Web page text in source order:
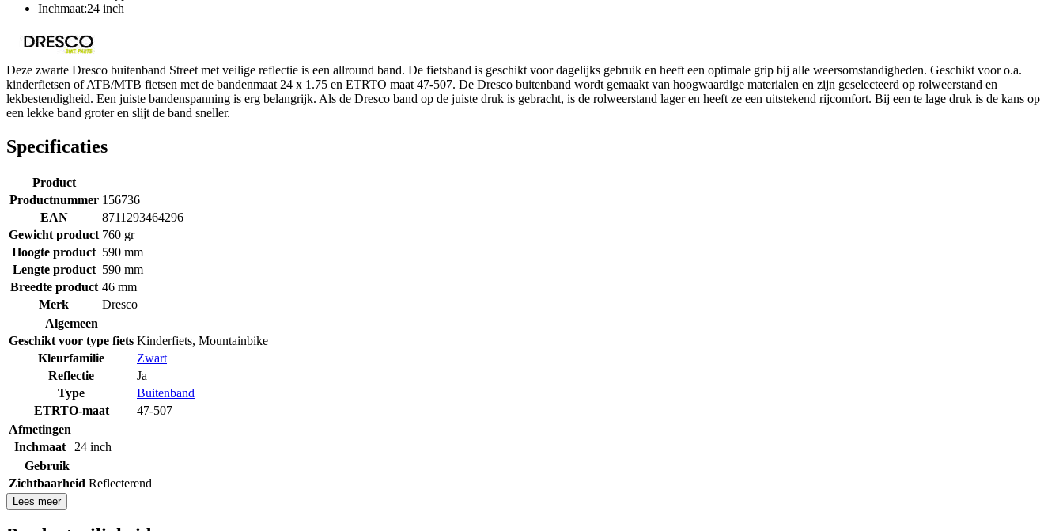
Inchmaat:24 inch
Deze zwarte Dresco buitenband Street met veilige reflectie is een allround band. De fietsband is geschikt voor dagelijks gebruik en heeft een optimale grip bij alle weersomstandigheden. Geschikt voor o.a.
kinderfietsen of ATB/MTB fietsen met de bandenmaat 24 x 1.75 en ETRTO maat 47-507. De Dresco buitenband wordt gemaakt van hoogwaardige materialen en zijn geselecteerd op rolweerstand en
lekbestendigheid. Een juiste bandenspanning is erg belangrijk. Als de Dresco band op de juiste druk is gebracht, is de rolweerstand lager en heeft ze een uitstekend rijcomfort. Bij een te lage druk is de kans op
een lekke band groter en slijt de band sneller.
Specificaties
Product
Productnummer 156736
EAN
8711293464296
Gewicht product 760 gr
Hoogte product 590 mm
Lengte product 590 mm
Breedte product 46 mm
Merk
Dresco
Algemeen
Geschikt voor type fiets Kinderfiets, Mountainbike
Kleurfamilie
Zwart
Reflectie
Ja
Type
Buitenband
ETRTO-maat
47-507
Afmetingen
Inchmaat
24 inch
Gebruik
Zichtbaarheid Reflecterend
Lees meer